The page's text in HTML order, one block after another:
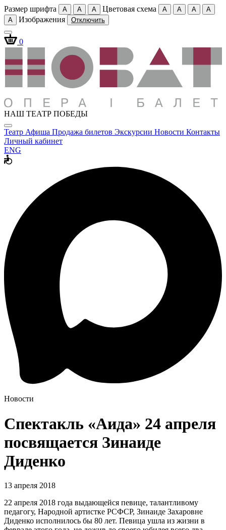
Размер шрифта A A A Цветовая схема A A A
A
A
Изображения Отключить
0
НАШ ТЕАТР ПОБЕДЫ
Театр Афиша Продажа билетов Экскурсии Новости Контакты
Личный кабинет
ENG
Новости
Спектакль «Аида» 24 апреля
посвящается Зинаиде
Диденко
13 апреля 2018
22 апреля 2018 года выдающейся певице, талантливому
педагогу, Народной артистке РСФСР, Зинаиде Захаровне
Диденко исполнилось бы 80 лет. Певица ушла из жизни в